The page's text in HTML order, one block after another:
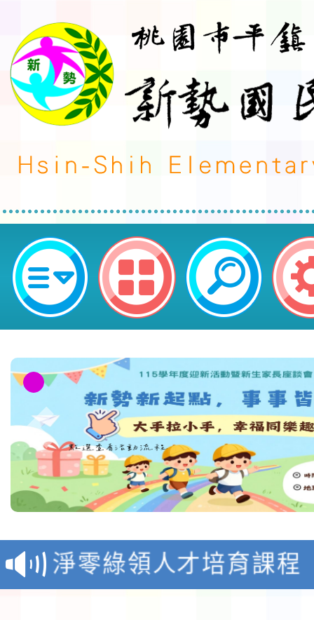
轉知「SDGs的教學設計」環境教
桃園市平鎮區新勢國民小學
教育部校安中心白海豚
報
淨零綠領人才培育課程
檢送桃園市115學年度